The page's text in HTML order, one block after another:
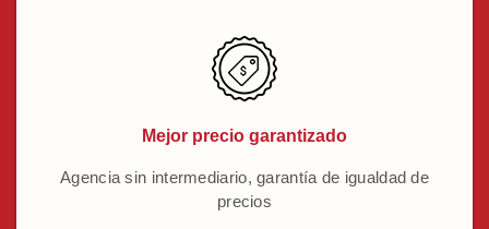
Mejor precio garantizado
Agencia sin intermediario, garantía de igualdad de
precios